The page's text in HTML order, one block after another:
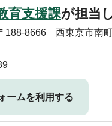
育支援課が担当
8666 西東京市南
ームを利用する